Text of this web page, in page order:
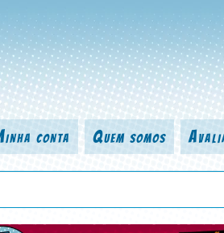
conta Quem somos
da revista, personagem, série, escritor,